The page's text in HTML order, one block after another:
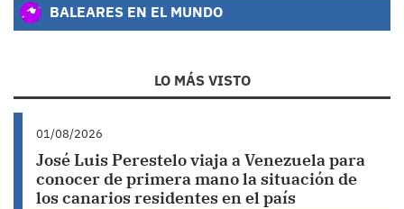
BALEARES EN EL MUNDO
LO MÁS VISTO
01/08/2026
José Luis Perestelo viaja a Venezuela para
conocer de primera mano la situación de
los canarios residentes en el país